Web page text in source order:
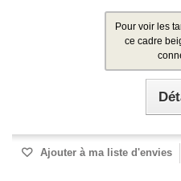
Pour voir les
ce cadre
Ajouter à ma liste d'envies